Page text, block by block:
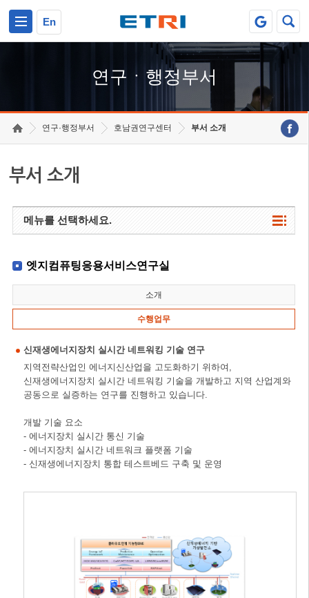
En
연구ㆍ행정부서
연구·행정부서 호남권연구센터 부서 소개
부서 소개
메뉴를 선택하세요.
엣지컴퓨팅응용서비스연구실
소개
수행업무
신재생에너지장치 실시간 네트워킹 기술 연구
지역전략산업인 에너지신산업을 고도화하기 위하여,
신재생에너지장치 실시간 네트워킹 기술을 개발하고 지역 산업계와
공동으로 실증하는 연구를 진행하고 있습니다.
개발 기술 요소
- 에너지장치 실시간 통신 기술
- 에너지장치 실시간 네트워크 플랫폼 기술
- 신재생에너지장치 통합 테스트베드 구축 및 운영